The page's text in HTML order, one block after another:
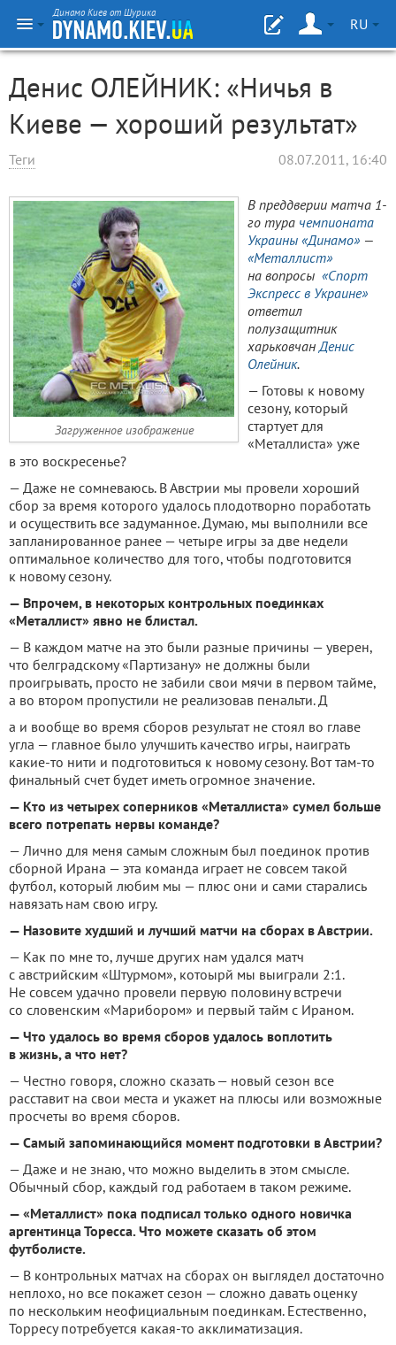
Динамо Киев от Шурика
RU
Денис ОЛЕЙНИК: «Ничья в
Киеве — хороший результат»
Теги 08.07.2011, 16:40
Загруженное изображение
В преддверии матча 1-
го тура чемпионата
Украины «Динамо»—
«Металлист»
на вопросы «Спорт
Экспресс в Украине»
ответил
полузащитник
харьковчанДенис
Олейник.
— Готовы к новому
сезону, который
стартует для
«Металлиста» уже
в это воскресенье?
— Даже не сомневаюсь. В Австрии мы провели хороший
сбор за время которого удалось плодотворно поработать
и осуществить все задуманное. Думаю, мы выполнили все
запланированное ранее — четыре игры за две недели
оптимальное количество для того, чтобы подготовится
к новому сезону.
— Впрочем, в некоторых контрольных поединках
«Металлист» явно не блистал.
— В каждом матче на это были разные причины — уверен,
что белградскому «Партизану» не должны были
проигрывать, просто не забили свои мячи в первом тайме,
а во втором пропустили не реализовав пенальти. Д
а и вообще во время сборов результат не стоял во главе
угла — главное было улучшить качество игры, наиграть
какие-то нити и подготовиться к новому сезону. Вот там-то
финальный счет будет иметь огромное значение.
— Кто из четырех соперников «Металлиста» сумел больше
всего потрепать нервы команде?
— Лично для меня самым сложным был поединок против
сборной Ирана — эта команда играет не совсем такой
футбол, который любим мы — плюс они и сами старались
навязать нам свою игру.
— Назовите худший и лучший матчи на сборах в Австрии.
— Как по мне то, лучше других нам удался матч
с австрийским «Штурмом», котоырй мы выиграли 2:1.
Не совсем удачно провели первую половину встречи
со словенским «Марибором» и первый тайм с Ираном.
— Что удалось во время сборов удалось воплотить
в жизнь, а что нет?
— Честно говоря, сложно сказать — новый сезон все
расставит на свои места и укажет на плюсы или возможные
просчеты во время сборов.
— Самый запоминающийся момент подготовки в Австрии?
— Даже и не знаю, что можно выделить в этом смысле.
Обычный сбор, каждый год работаем в таком режиме.
— «Металлист» пока подписал только одного новичка
аргентинца Торесса. Что можете сказать об этом
футболисте.
— В контрольных матчах на сборах он выглядел достаточно
неплохо, но все покажет сезон — сложно давать оценку
по нескольким неофициальным поединкам. Естественно,
Торресу потребуется какая-то акклиматизация.